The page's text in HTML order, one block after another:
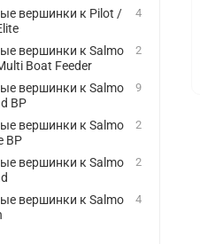
вершинки к Pilot /
4
вершинки к Salmo
Boat Feeder
2
вершинки к Salmo
BP
9
вершинки к Salmo
BP
2
вершинки к Salmo
2
вершинки к Salmo
4